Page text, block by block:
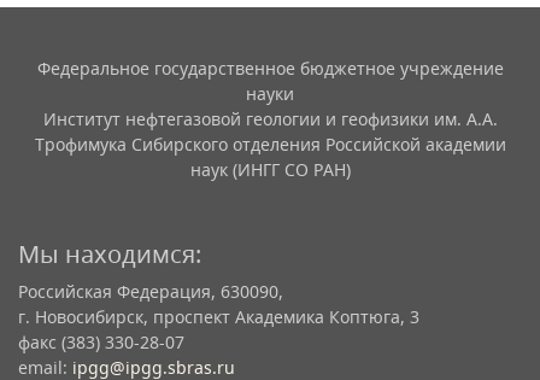
Федеральное государственное бюджетное учреждение
науки
Институт нефтегазовой геологии и геофизики им. А.А.
Трофимука Сибирского отделения Российской академии
наук (ИНГГ СО РАН)
Мы находимся:
Российская Федерация, 630090,
г. Новосибирск, проспект Академика Коптюга, 3
факс (383) 330-28-07
email: ipgg@ipgg.sbras.ru